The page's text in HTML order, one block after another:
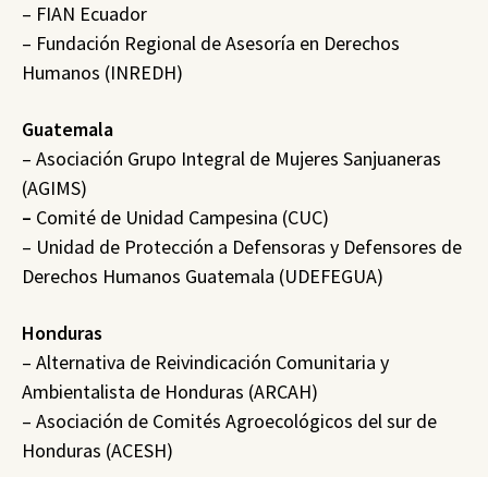
– FIAN Ecuador
– Fundación Regional de Asesoría en Derechos
Humanos (INREDH)
Guatemala
– Asociación Grupo Integral de Mujeres Sanjuaneras
(AGIMS)
– Comité de Unidad Campesina (CUC)
– Unidad de Protección a Defensoras y Defensores de
Derechos Humanos Guatemala (UDEFEGUA)
Honduras
– Alternativa de Reivindicación Comunitaria y
Ambientalista de Honduras (ARCAH)
– Asociación de Comités Agroecológicos del sur de
Honduras (ACESH)